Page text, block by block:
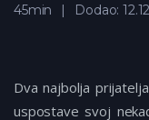
45min Dodao:
Dva najbolja
uspostave svoj